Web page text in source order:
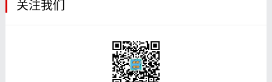
关注我们